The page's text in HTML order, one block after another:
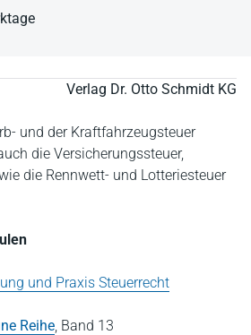
Verlag Dr. Otto Schmidt KG
und der Kraftfahrzeugsteuer
die Versicherungssteuer,
die Rennwett- und Lotteriesteuer
und Praxis Steuerrecht
Reihe, Band 13